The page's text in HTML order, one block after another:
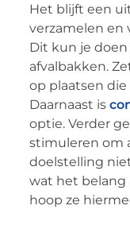
Het blijft een
verzamelen en
Dit kun je
afvalbakken.
op plaatsen
Daarnaast is
optie. Verder
stimuleren om
doelstelling
wat het belang
hoop ze